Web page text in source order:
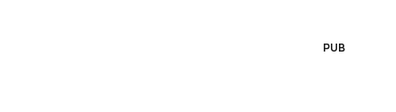
PUB